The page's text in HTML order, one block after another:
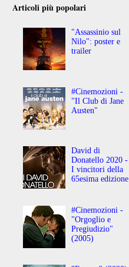
Articoli più popolari
"Assassinio sul
Nilo": poster e
trailer
#Cinemozioni -
"Il Club di Jane
Austen"
David di
Donatello 2020 -
I vincitori della
65esima edizione
#Cinemozioni -
"Orgoglio e
Pregiudizio"
(2005)